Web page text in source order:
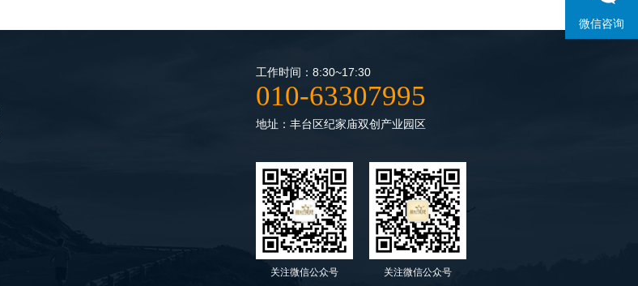
微信咨询
工作时间：8:30~17:30
010-63307995
地址：丰台区纪家庙双创产业园区
关注微信公众号 关注微信公众号